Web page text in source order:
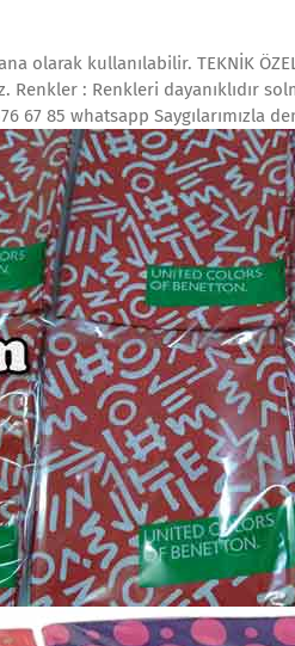
olarak kullanılabilir. TEKNİK
Renkler : Renkleri dayanıklıdır
67 85 whatsapp Saygılarımızla